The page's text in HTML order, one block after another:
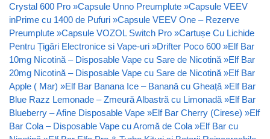
Crystal 600 Pro »Capsule Unno Preumplute »Capsule VEEV
inPrime cu 1400 de Pufuri »Capsule VEEV One – Rezerve
Preumplute »Capsule VOZOL Switch Pro »Cartușe Cu Lichide
Pentru Țigări Electronice si Vape-uri »Drifter Poco 600 »Elf Bar
10mg Nicotină – Disposable Vape cu Sare de Nicotină »Elf Bar
20mg Nicotină – Disposable Vape cu Sare de Nicotină »Elf Bar
Apple ( Mar) »Elf Bar Banana Ice – Banană cu Gheață »Elf Bar
Blue Razz Lemonade – Zmeură Albastră cu Limonadă »Elf Bar
Blueberry – Afine Disposable Vape »Elf Bar Cherry (Cirese) »Elf
Bar Cola – Disposable Vape cu Aromă de Cola »Elf Bar cu